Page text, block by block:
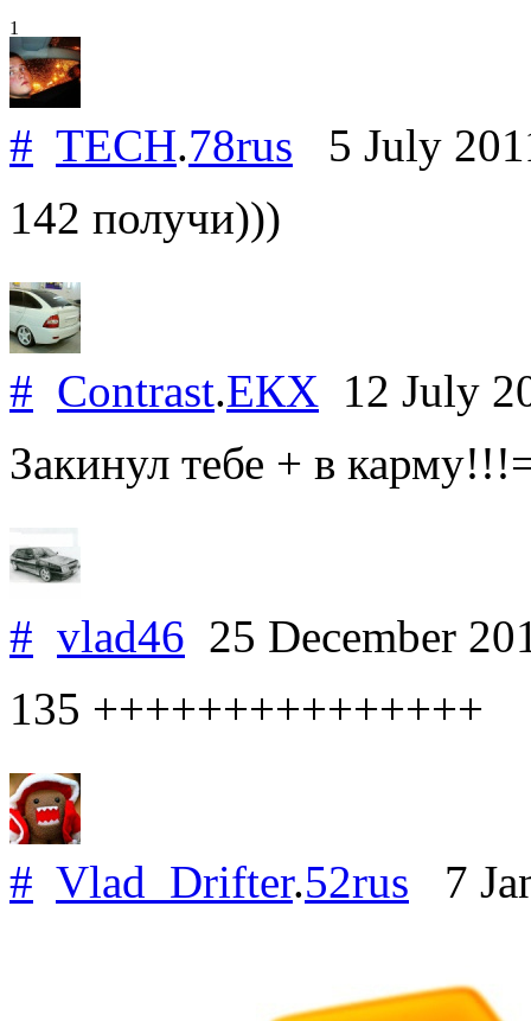
1
# TECH.78rus 5 July
142 получи)))
# Contrast.ЕКХ 12 July
Закинул тебе + в
# vlad46 25 December
135 +++++++++++++++
# Vlad_Drifter.52rus 7